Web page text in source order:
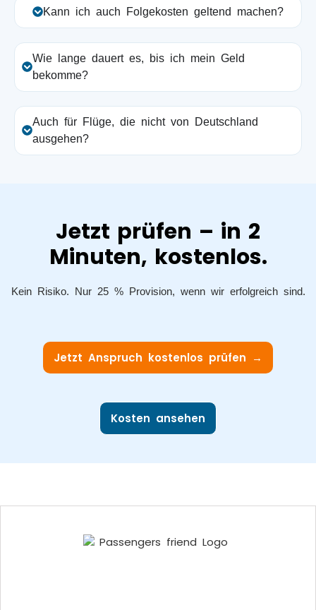
Kann ich auch Folgekosten geltend machen?
Wie lange dauert es, bis ich mein Geld
bekomme?
Auch für Flüge, die nicht von Deutschland
ausgehen?
Jetzt prüfen – in 2
Minuten, kostenlos.
Kein Risiko. Nur 25 % Provision, wenn wir erfolgreich sind.
Jetzt Anspruch kostenlos prüfen →
Kosten ansehen